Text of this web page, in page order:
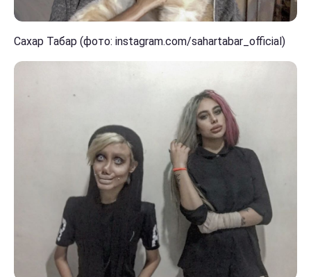
Сахар Табар (фото: instagram.com/sahartabar_official)